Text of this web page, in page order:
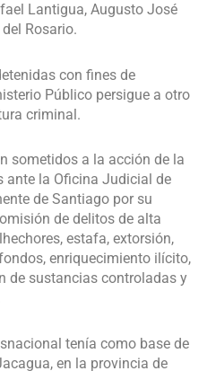
Lantigua, Augusto José
Rosario.
con fines de
Público persigue a otro
criminal.
sometidos a la acción de la
ante la Oficina Judicial de
de Santiago por su
de delitos de alta
estafa, extorsión,
enriquecimiento ilícito,
de sustancias controladas y
tenía como base de
en la provincia de